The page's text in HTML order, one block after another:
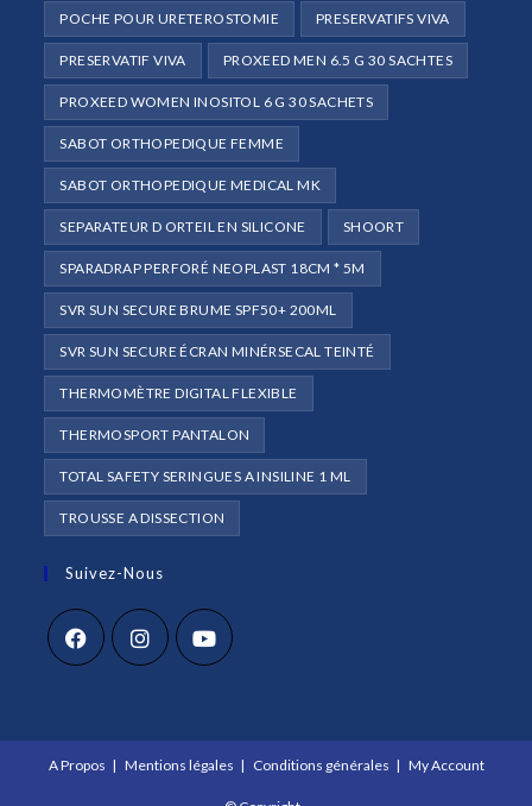
POCHE POUR URETEROSTOMIE PRESERVATIFS VIVA
PRESERVATIF VIVA PROXEED MEN 6.5 G 30 SACHTES
PROXEED WOMEN INOSITOL 6 G 30 SACHETS
SABOT ORTHOPEDIQUE FEMME
SABOT ORTHOPEDIQUE MEDICAL MK
SEPARATEUR D ORTEIL EN SILICONE SHOORT
SPARADRAP PERFORÉ NEOPLAST 18CM * 5M
SVR SUN SECURE BRUME SPF50+ 200ML
SVR SUN SECURE ÉCRAN MINÉRSECAL TEINTÉ
THERMOMÈTRE DIGITAL FLEXIBLE
THERMOSPORT PANTALON
TOTAL SAFETY SERINGUES A INSILINE 1 ML
TROUSSE A DISSECTION
Suivez-Nous
un
nouvel
un
nouvel
un
nouvel
A Propos Mentions légales Conditions générales My Account